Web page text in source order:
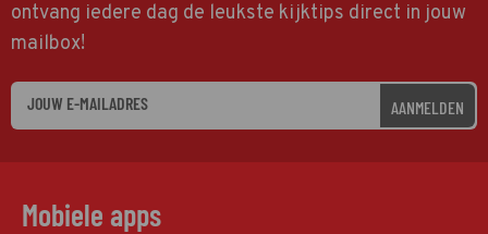
ontvang iedere dag de leukste kijktips direct in jouw
mailbox!
AANMELDEN
Mobiele apps